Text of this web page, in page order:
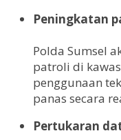
Peningkatan
Polda Sumsel
patroli di
penggunaan
panas secara
Pertukaran